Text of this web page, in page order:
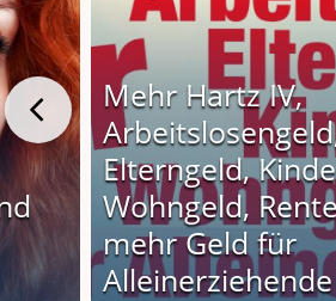
Mehr Hartz IV,
Elterngeld,
Wohngeld,
mehr Geld für
Alleinerziehende